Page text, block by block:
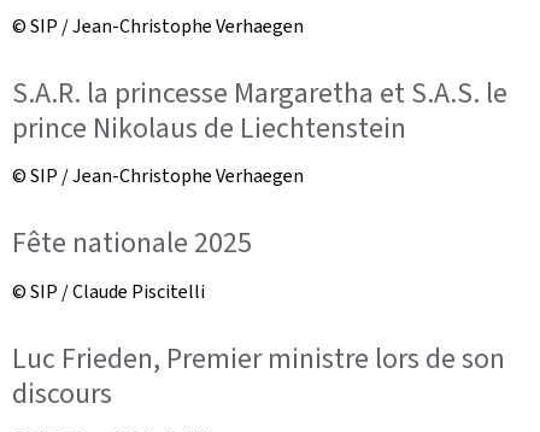
© SIP / Jean-Christophe Verhaegen
S.A.R. la princesse Margaretha et S.A.S. le
prince Nikolaus de Liechtenstein
© SIP / Jean-Christophe Verhaegen
Fête nationale 2025
© SIP / Claude Piscitelli
Luc Frieden, Premier ministre lors de son
discours